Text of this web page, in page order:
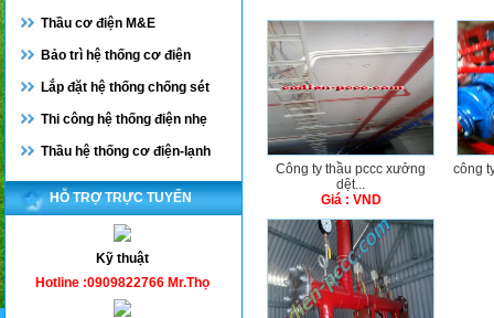
Thầu cơ điện M&E
Bảo trì hệ thống cơ điện
Lắp đặt hệ thống chống sét
Thi công hệ thống điện nhẹ
Thầu hệ thống cơ điện-lạnh
HỖ TRỢ TRỰC TUYẾN
Kỹ thuật
Hotline :0909822766 Mr.Thọ
Công ty thầu pccc xưởng
dệt...
Giá : VND
công